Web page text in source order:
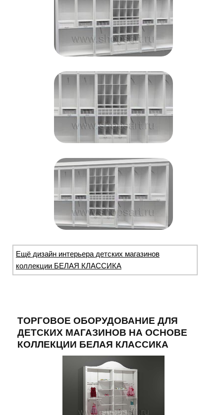
Ещё дизайн интерьера детских магазинов
коллекции БЕЛАЯ КЛАССИКА
ТОРГОВОЕ ОБОРУДОВАНИЕ ДЛЯ
ДЕТСКИХ МАГАЗИНОВ НА ОСНОВЕ
КОЛЛЕКЦИИ БЕЛАЯ КЛАССИКА